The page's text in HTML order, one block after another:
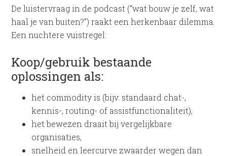
De luistervraag in de podcast (“wat bouw je zelf, wat
haal je van buiten?”) raakt een herkenbaar dilemma.
Een nuchtere vuistregel:
Koop/gebruik bestaande
oplossingen als:
het commodity is (bijv. standaard chat-,
kennis-, routing- of assistfunctionaliteit),
het bewezen draait bij vergelijkbare
organisaties,
snelheid en leercurve zwaarder wegen dan